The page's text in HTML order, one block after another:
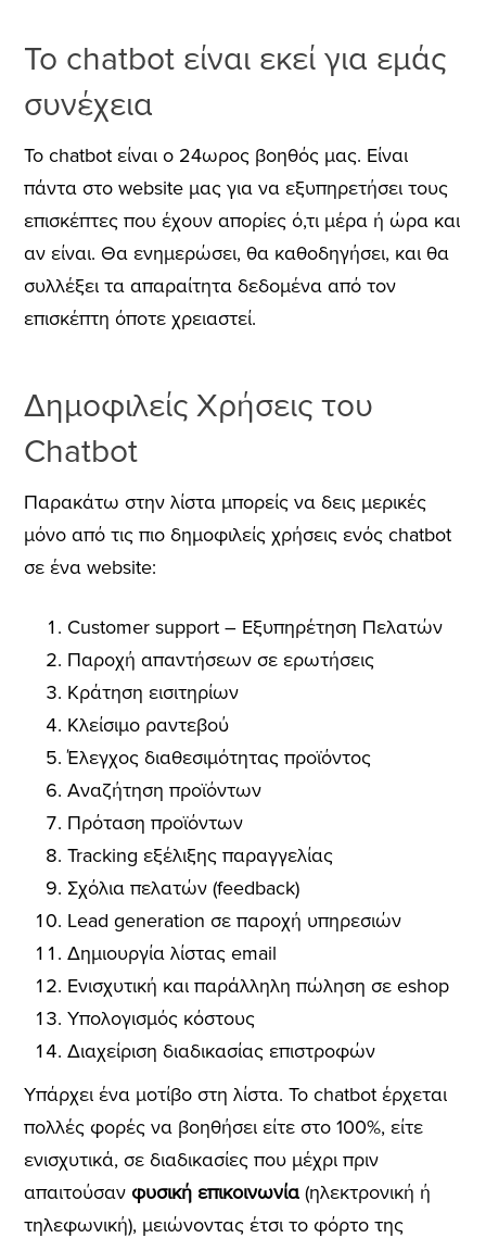
Το chatbot είναι εκεί για εμάς
συνέχεια
To chatbot είναι ο 24ωρος βοηθός μας. Είναι
πάντα στο website μας για να εξυπηρετήσει τους
επισκέπτες που έχουν απορίες ό,τι μέρα ή ώρα και
αν είναι. Θα ενημερώσει, θα καθοδηγήσει, και θα
συλλέξει τα απαραίτητα δεδομένα από τον
επισκέπτη όποτε χρειαστεί.
Δημοφιλείς Χρήσεις του
Chatbot
Παρακάτω στην λίστα μπορείς να δεις μερικές
μόνο από τις πιο δημοφιλείς χρήσεις ενός chatbot
σε ένα website:
Customer support – Εξυπηρέτηση Πελατών
Παροχή απαντήσεων σε ερωτήσεις
Κράτηση εισιτηρίων
Κλείσιμο ραντεβού
Έλεγχος διαθεσιμότητας προϊόντος
Αναζήτηση προϊόντων
Πρόταση προϊόντων
Tracking εξέλιξης παραγγελίας
Σχόλια πελατών (feedback)
Lead generation σε παροχή υπηρεσιών
Δημιουργία λίστας email
Ενισχυτική και παράλληλη πώληση σε eshop
Υπολογισμός κόστους
Διαχείριση διαδικασίας επιστροφών
Υπάρχει ένα μοτίβο στη λίστα. Το chatbot έρχεται
πολλές φορές να βοηθήσει είτε στο 100%, είτε
ενισχυτικά, σε διαδικασίες που μέχρι πριν
απαιτούσαν φυσική επικοινωνία(ηλεκτρονική ή
τηλεφωνική), μειώνοντας έτσι το φόρτο της